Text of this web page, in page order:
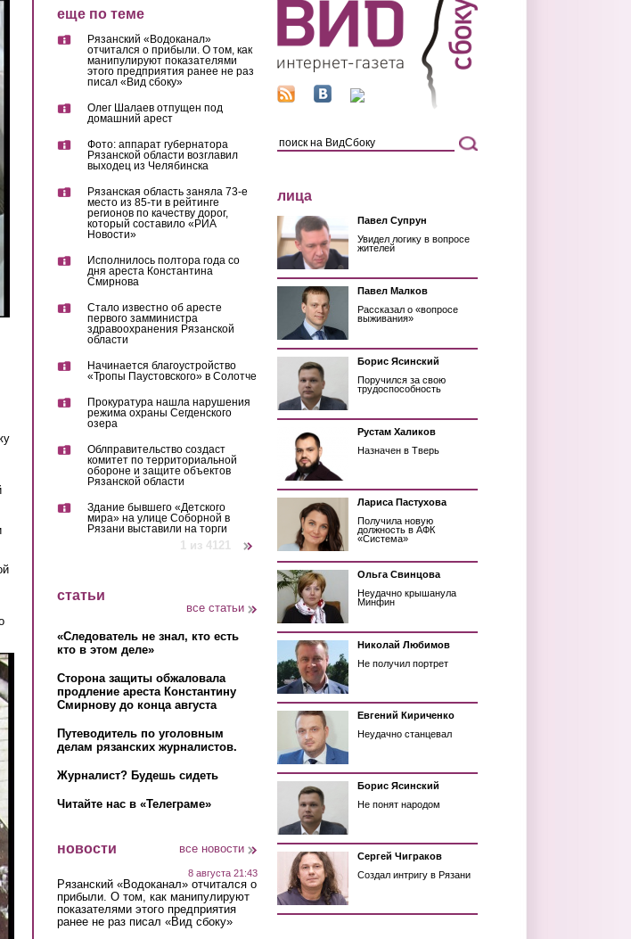
еще по теме
Рязанский «Водоканал»
отчитался о прибыли. О том, как
манипулируют показателями
этого предприятия ранее не раз
писал «Вид сбоку»
Олег Шалаев отпущен под
домашний арест
Фото: аппарат губернатора
Рязанской области возглавил
выходец из Челябинска
Рязанская область заняла 73-е
место из 85-ти в рейтинге
регионов по качеству дорог,
который составило «РИА
Новости»
Исполнилось полтора года со
дня ареста Константина
Смирнова
Стало известно об аресте
первого замминистра
здравоохранения Рязанской
области
Начинается благоустройство
«Тропы Паустовского» в Солотче
Прокуратура нашла нарушения
режима охраны Сегденского
озера
Облправительство создаст
комитет по территориальной
обороне и защите объектов
Рязанской области
Здание бывшего «Детского
мира» на улице Соборной в
Рязани выставили на торги
1 из 4121
статьи
все статьи
«Следователь не знал, кто есть
кто в этом деле»
Сторона защиты обжаловала
продление ареста Константину
Смирнову до конца августа
Путеводитель по уголовным
делам рязанских журналистов.
Журналист? Будешь сидеть
Читайте нас в «Телеграме»
новости все новости
8 августа 21:43
Рязанский «Водоканал» отчитался о
прибыли. О том, как манипулируют
показателями этого предприятия
ранее не раз писал «Вид сбоку»
лица
Павел Супрун
Увидел логику в вопросе
жителей
Павел Малков
Рассказал о «вопросе
выживания»
Борис Ясинский
Поручился за свою
трудоспособность
Рустам Халиков
Назначен в Тверь
Лариса Пастухова
Получила новую
должность в АФК
«Система»
Ольга Свинцова
Неудачно крышанула
Минфин
Николай Любимов
Не получил портрет
Евгений Кириченко
Неудачно станцевал
Борис Ясинский
Не понят народом
Сергей Чиграков
Создал интригу в Рязани